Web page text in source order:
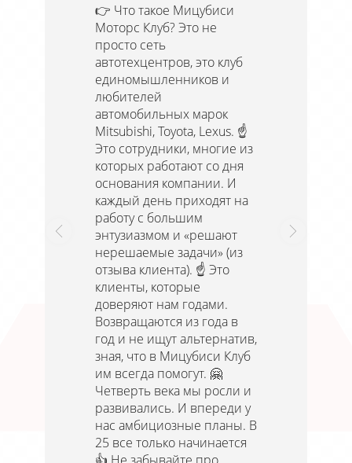
👉 Что такое Мицубиси
Моторс Клуб? Это не
просто сеть
автотехцентров, это клуб
единомышленников и
любителей
автомобильных марок
Mitsubishi, Toyota, Lexus. ☝️
Это сотрудники, многие из
которых работают со дня
основания компании. И
каждый день приходят на
работу с большим
энтузиазмом и «решают
нерешаемые задачи» (из
отзыва клиента). ☝️ Это
клиенты, которые
доверяют нам годами.
Возвращаются из года в
год и не ищут альтернатив,
зная, что в Мицубиси Клуб
им всегда помогут. 🤗
Четверть века мы росли и
развивались. И впереди у
нас амбициозные планы. В
25 все только начинается
👍 Не забывайте про